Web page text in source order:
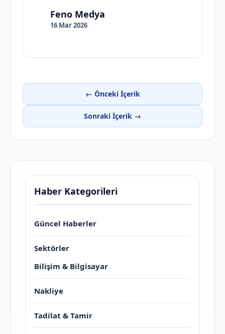
Feno Medya
16 Mar 2026
← Önceki İçerik
Sonraki İçerik →
Haber Kategorileri
Güncel Haberler
Sektörler
Bilişim & Bilgisayar
Nakliye
Tadilat & Tamir